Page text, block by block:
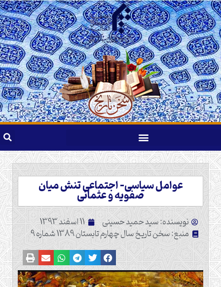
عوامل سیاسی- اجتماعی تنش میان
صفویه و عثمانی
نویسنده: سید حمید حسینی 11 اسفند 1393
منبع: سخن تاریخ سال چهارم تابستان 1389 شماره 9